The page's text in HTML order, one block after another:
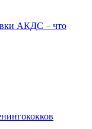
АКДС – что